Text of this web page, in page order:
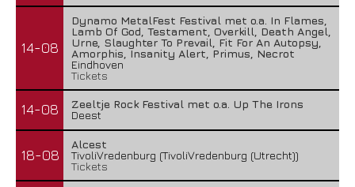
14-08
Dynamo MetalFest Festival met o.a. In Flames,
Lamb Of God, Testament, Overkill, Death Angel,
Urne, Slaughter To Prevail, Fit For An Autopsy,
Amorphis, Insanity Alert, Primus, Necrot
Eindhoven
Tickets
14-08
Zeeltje Rock Festival met o.a. Up The Irons
Deest
18-08
Alcest
TivoliVredenburg (TivoliVredenburg (Utrecht))
Tickets